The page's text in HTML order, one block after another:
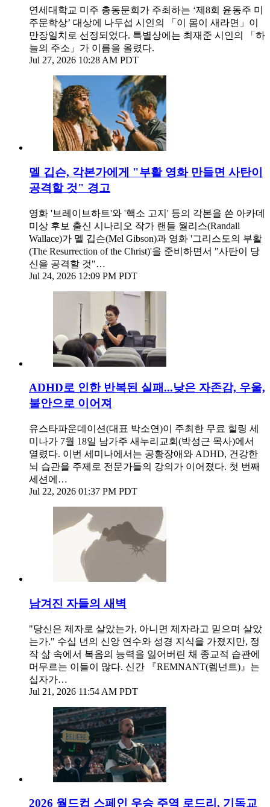
연세대학교 미주 총동문회가 주최하는 ‘제8회 윤동주 미
주문학상’ 대상에 나두섭 시인의 「이 몸이 새라면」이
만장일치로 선정되었다. 특별상에는 최재준 시인의 「하
늘의 주소」가 이름을 올렸다.
Jul 27, 2026 10:28 AM PDT
멜 깁슨, 각본가에게 "부활 영화 만들면 사탄이
공격할 것" 경고
영화 '브레이브하트'와 '핵소 고지' 등의 각본을 쓴 아카데
미상 후보 출신 시나리오 작가 랜들 월리스(Randall
Wallace)가 멜 깁슨(Mel Gibson)과 영화 '그리스도의 부활
(The Resurrection of the Christ)'을 준비하면서 "사탄이 당
신을 공격할 것"…
Jul 24, 2026 12:09 PM PDT
ADHD로 인한 반복된 실패...낮은 자존감, 우울,
불안으로 이어져
유스타파운데이션(대표 박소연)이 주최한 무료 힐링 세
미나가 7월 18일 남가주 새누리교회(박성근 목사)에서
열렸다. 이번 세미나에서는 공황장애와 ADHD, 건강한
뇌 습관을 주제로 전문가들의 강의가 이어졌다. 첫 번째
세션에…
Jul 22, 2026 01:37 PM PDT
남겨진 자들의 새벽
"당신은 제자로 살았는가, 아니면 제자라고 믿으며 살았
는가." 수십 년의 신앙 연수와 성경 지식을 가졌지만, 정
작 삶 속에서 복음의 능력을 잃어버린 채 종교적 습관에
머무르는 이들이 많다. 신간 『REMNANT(렘넌트)』는
십자가…
Jul 21, 2026 11:54 AM PDT
2026 월드컵 스페인 우승 주역 로드리, 기독교